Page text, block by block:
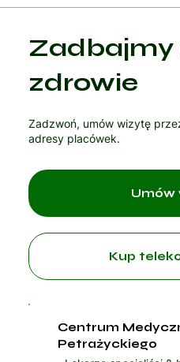
Zadbajmy
zdrowie
Zadzwoń, umów wizytę
adresy placówek.
Kup
Centrum
Petrażyckiego
Umów